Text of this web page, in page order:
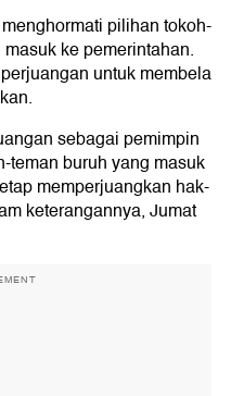
pilihan tokoh-
ke pemerintahan.
untuk membela
sebagai pemimpin
teman buruh yang masuk
memperjuangkan hak-
keterangannya, Jumat